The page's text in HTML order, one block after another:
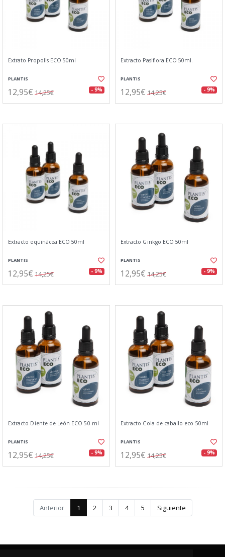
Extrato Propolis ECO 50ml
PLANTIS
12,95€ 14,25€ - 9%
Extracto Pasiflora ECO 50ml.
PLANTIS
12,95€ 14,25€ - 9%
Extracto equinácea ECO 50ml
PLANTIS
12,95€ 14,25€ - 9%
Extracto Ginkgo ECO 50ml
PLANTIS
12,95€ 14,25€ - 9%
Extracto Diente de León ECO 50 ml
PLANTIS
12,95€ 14,25€ - 9%
Extracto Cola de caballo eco 50ml
PLANTIS
12,95€ 14,25€ - 9%
Anterior 1 2 3 4 5 Siguiente